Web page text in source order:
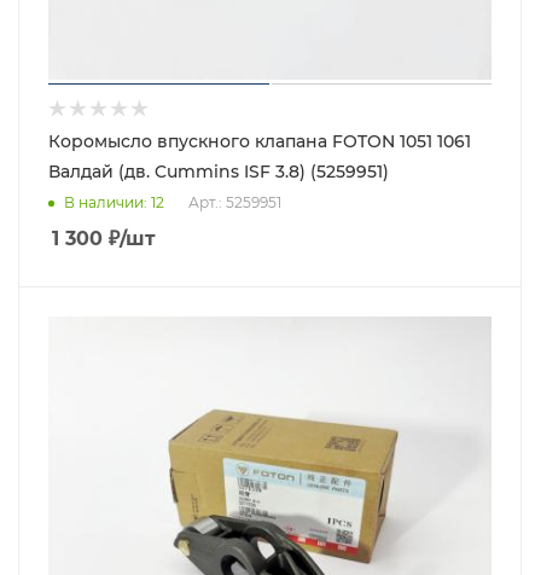
Коромысло впускного клапана FOTON 1051 1061
Валдай (дв. Cummins ISF 3.8) (5259951)
В наличии: 12 Арт.: 5259951
1 300 ₽/шт